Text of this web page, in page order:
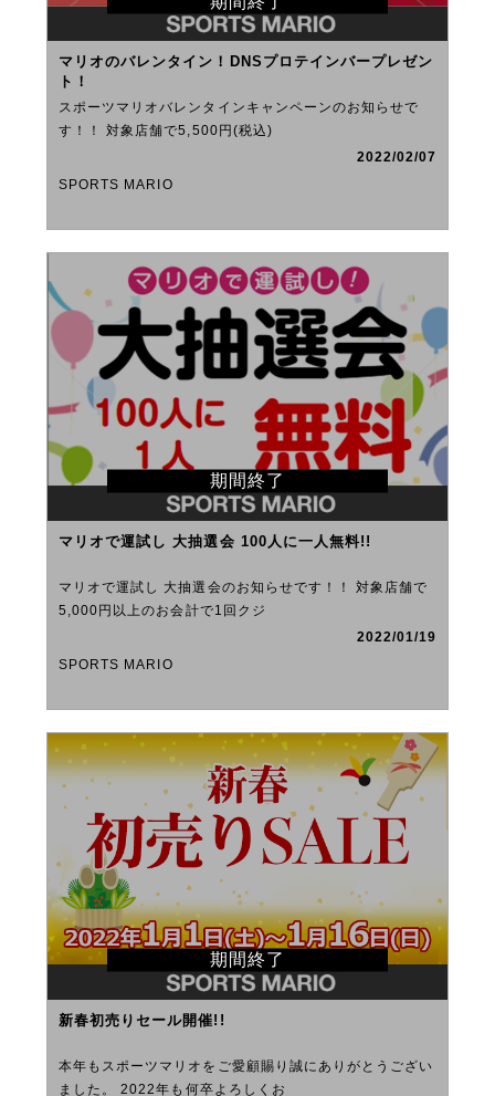
マリオのバレンタイン！DNSプロテインバープレゼン
ト！
スポーツマリオバレンタインキャンペーンのお知らせで
す！！ 対象店舗で5,500円(税込)
2022/02/07
SPORTS MARIO
マリオで運試し 大抽選会 100人に一人無料!!
マリオで運試し 大抽選会のお知らせです！！ 対象店舗で
5,000円以上のお会計で1回クジ
2022/01/19
SPORTS MARIO
期間終了
新春初売りセール開催!!
本年もスポーツマリオをご愛顧賜り誠にありがとうござい
ました。 2022年も何卒よろしくお
期間終了